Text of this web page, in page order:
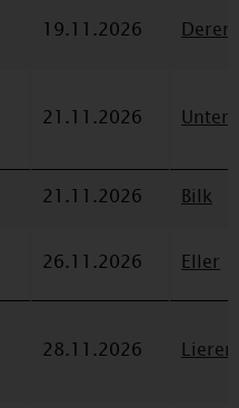
19.11.2026
21.11.2026
21.11.2026
Bilk
26.11.2026 Eller
28.11.2026